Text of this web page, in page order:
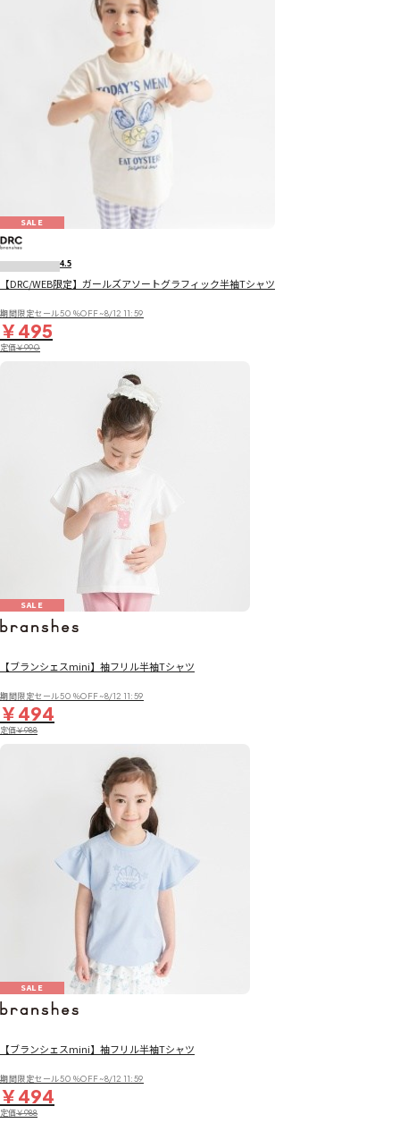
SALE
4.5
【DRC/WEB限定】ガールズアソートグラフィック半袖Tシャツ
期間限定セール50％OFF~8/12 11:59
￥495
定価￥990
SALE
【ブランシェスmini】袖フリル半袖Tシャツ
期間限定セール50％OFF~8/12 11:59
￥494
定価￥988
SALE
【ブランシェスmini】袖フリル半袖Tシャツ
期間限定セール50％OFF~8/12 11:59
￥494
定価￥988